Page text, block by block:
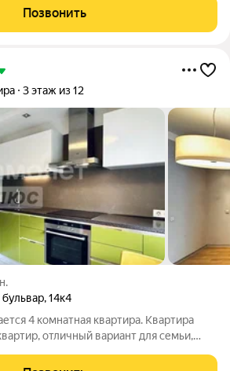
строит Сбер. Архитектуру квартала
бюро
Позвонить
3 этаж из 12
,14к4
4 комнатная квартира. Квартира
отличный вариант для семьи,
состоянии, можно заехать и жить.